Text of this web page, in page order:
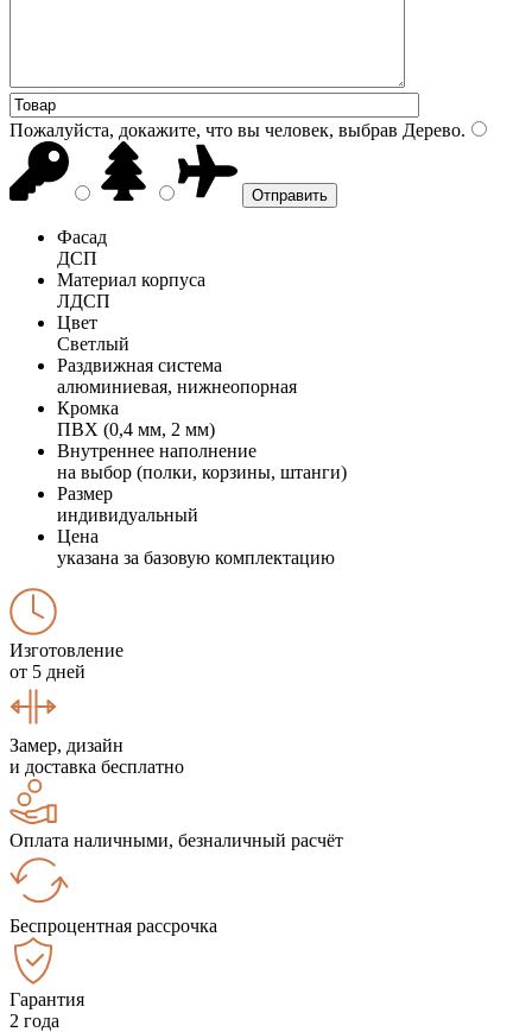
Пожалуйста, докажите, что вы человек, выбрав Дерево.
Фасад
ДСП
Материал корпуса
ЛДСП
Цвет
Светлый
Раздвижная система
алюминиевая, нижнеопорная
Кромка
ПВХ (0,4 мм, 2 мм)
Внутреннее наполнение
на выбор (полки, корзины, штанги)
Размер
индивидуальный
Цена
указана за базовую комплектацию
Изготовление
от 5 дней
Замер, дизайн
и доставка бесплатно
Оплата наличными, безналичный расчёт
Беспроцентная рассрочка
Гарантия
2 года